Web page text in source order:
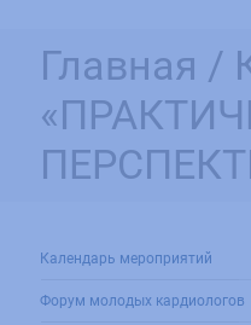
Главная /
Календарь мероприятий
Форум молодых кардиологов